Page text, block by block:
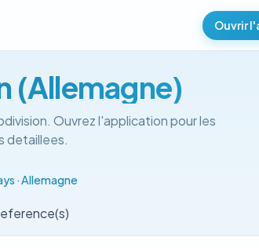
Ouvrir
(Allemagne)
Ouvrez l'application pour les
detaillees.
·Allemagne